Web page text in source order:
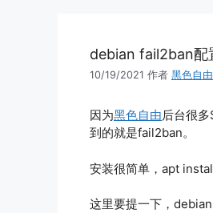
debian fail2ban配
10/19/2021 作者 黑色自由
因为黑色自由后台很
到的就是fail2ban。
安装很简单，apt
这里要提一下，